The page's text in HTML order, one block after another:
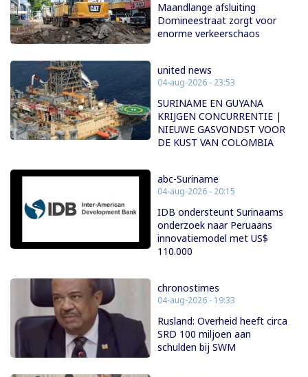
Maandlange afsluiting
Domineestraat zorgt voor
enorme verkeerschaos
united news
04-aug-2026 - 23:53
SURINAME EN GUYANA
KRIJGEN CONCURRENTIE |
NIEUWE GASVONDST VOOR
DE KUST VAN COLOMBIA
abc-Suriname
04-aug-2026 - 20:15
IDB ondersteunt Surinaams
onderzoek naar Peruaans
innovatiemodel met US$
110.000
chronostimes
04-aug-2026 - 19:33
Rusland: Overheid heeft circa
SRD 100 miljoen aan
schulden bij SWM